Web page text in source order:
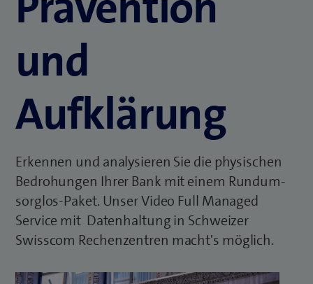
und
Aufklärung
Erkennen und analysieren Sie die physischen
Bedrohungen Ihrer Bank mit einem Rundum-
sorglos-Paket. Unser Video Full Managed
Service mit Datenhaltung in Schweizer
Swisscom Rechenzentren macht's möglich.